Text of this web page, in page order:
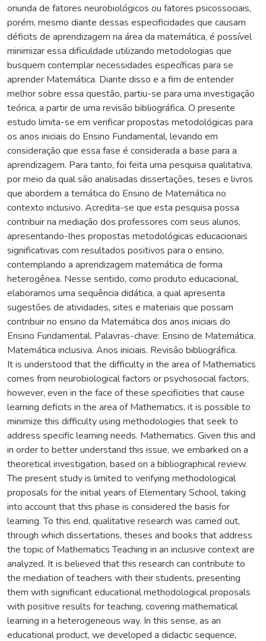
oriunda de fatores neurobiológicos ou fatores psicossociais,
porém, mesmo diante dessas especificidades que causam
déficits de aprendizagem na área da matemática, é possível
minimizar essa dificuldade utilizando metodologias que
busquem contemplar necessidades específicas para se
aprender Matemática. Diante disso e a fim de entender
melhor sobre essa questão, partiu-se para uma investigação
teórica, a partir de uma revisão bibliográfica. O presente
estudo limita-se em verificar propostas metodológicas para
os anos iniciais do Ensino Fundamental, levando em
consideração que essa fase é considerada a base para a
aprendizagem. Para tanto, foi feita uma pesquisa qualitativa,
por meio da qual são analisadas dissertações, teses e livros
que abordem a temática do Ensino de Matemática no
contexto inclusivo. Acredita-se que esta pesquisa possa
contribuir na mediação dos professores com seus alunos,
apresentando-lhes propostas metodológicas educacionais
significativas com resultados positivos para o ensino,
contemplando a aprendizagem matemática de forma
heterogênea. Nesse sentido, como produto educacional,
elaboramos uma sequência didática, a qual apresenta
sugestões de atividades, sites e materiais que possam
contribuir no ensino da Matemática dos anos iniciais do
Ensino Fundamental. Palavras-chave: Ensino de Matemática.
Matemática inclusiva. Anos iniciais. Revisão bibliográfica.
It is understood that the difficulty in the area of Mathematics
comes from neurobiological factors or psychosocial factors,
however, even in the face of these specificities that cause
learning deficits in the area of Mathematics, it is possible to
minimize this difficulty using methodologies that seek to
address specific learning needs. Mathematics. Given this and
in order to better understand this issue, we embarked on a
theoretical investigation, based on a bibliographical review.
The present study is limited to verifying methodological
proposals for the initial years of Elementary School, taking
into account that this phase is considered the basis for
learning. To this end, qualitative research was carried out,
through which dissertations, theses and books that address
the topic of Mathematics Teaching in an inclusive context are
analyzed. It is believed that this research can contribute to
the mediation of teachers with their students, presenting
them with significant educational methodological proposals
with positive results for teaching, covering mathematical
learning in a heterogeneous way. In this sense, as an
educational product, we developed a didactic sequence,